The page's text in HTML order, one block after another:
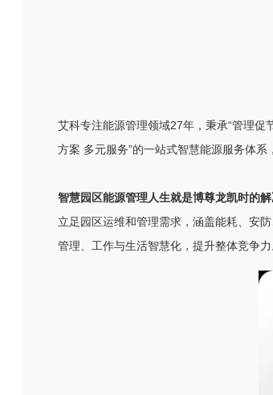
艾科专注能源管理领域27年，秉承“管理
方案 多元服务”的一站式智慧能源服务体
智慧园区能源管理人生就是博尊龙凯时的
立足园区运维和管理需求，涵盖能耗、安
管理、工作与生活智慧化，提升整体竞争力